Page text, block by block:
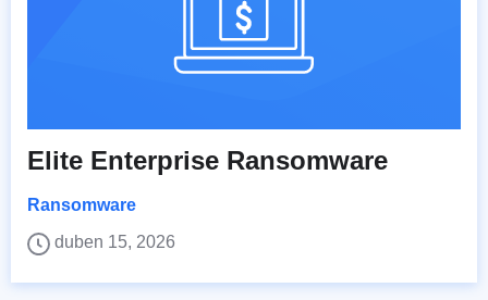
Elite Enterprise Ransomware
Ransomware
duben 15, 2026